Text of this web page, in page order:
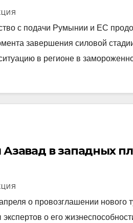
с подачи Румынии и ЕС
завершения силовой
в регионе в
в западных
о провозглашении нового
о его